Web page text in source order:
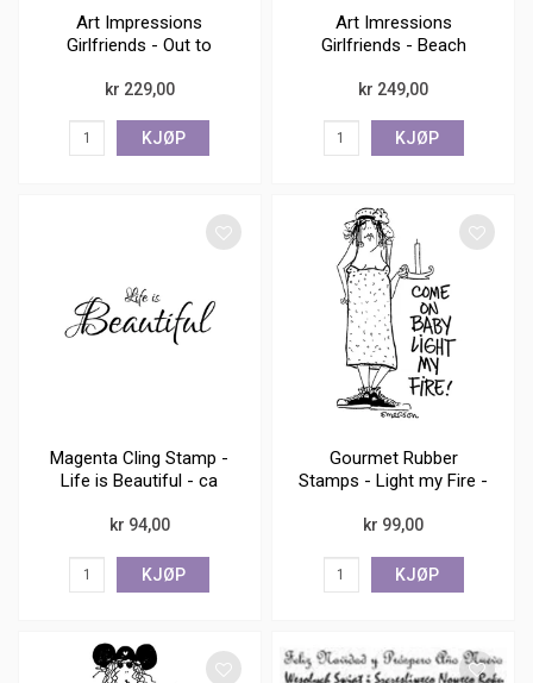
Art Impressions
Girlfriends - Out to
kr 229,00
KJØP
Art Imressions
Girlfriends - Beach
kr 249,00
KJØP
Magenta Cling Stamp -
Life is Beautiful - ca
kr 94,00
KJØP
Gourmet Rubber
Stamps - Light my Fire -
kr 99,00
KJØP